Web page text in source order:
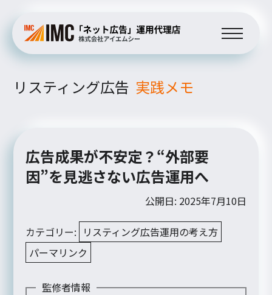
リスティング広告 実践メモ
広告成果が不安定？“外部要
因”を見逃さない広告運用へ
公開日: 2025年7月10日
カテゴリー: リスティング広告運用の考え方
パーマリンク
監修者情報